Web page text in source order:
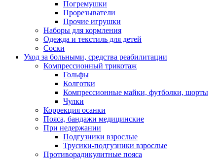
Погремушки
Прорезыватели
Прочие игрушки
Наборы для кормления
Одежда и текстиль для детей
Соски
Уход за больными, средства реабилитации
Компрессионный трикотаж
Гольфы
Колготки
Компрессионные майки, футболки, шорты
Чулки
Коррекция осанки
Пояса, бандажи медицинские
При недержании
Подгузники взрослые
Трусики-подгузники взрослые
Противорадикулитные пояса